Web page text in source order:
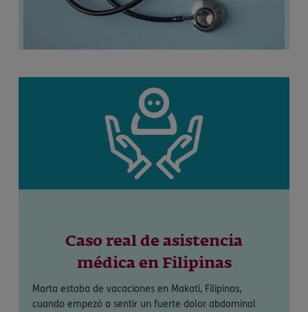
Caso real de asistencia
médica en Filipinas
Marta estaba de vacaciones en Makati, Filipinas,
cuando empezó a sentir un fuerte dolor abdominal